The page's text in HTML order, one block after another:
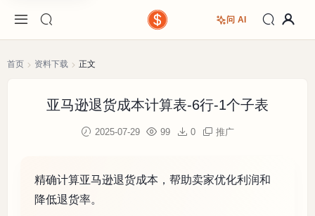
问 AI
首页 资料下载 正文
亚马逊退货成本计算表-6行-1个子表
2025-07-29 99 0 推广
精确计算亚马逊退货成本，帮助卖家优化利润和
降低退货率。